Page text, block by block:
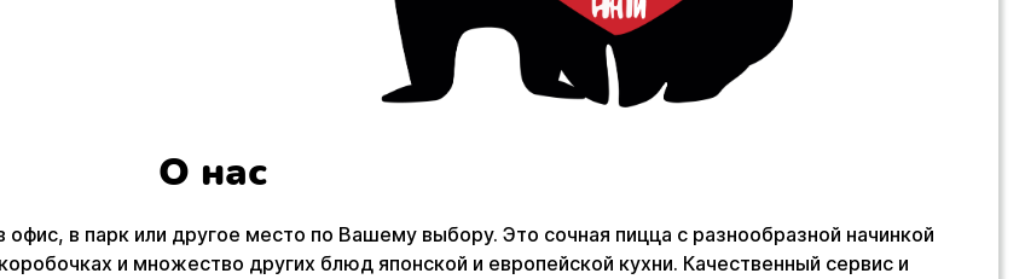
О нас
в парк или другое место по Вашему выбору. Это сочная пицца с разнообразной начинкой
и множество других блюд японской и европейской кухни. Качественный сервис и